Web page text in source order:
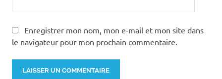
Enregistrer mon nom, mon e-mail et mon site dans
le navigateur pour mon prochain commentaire.